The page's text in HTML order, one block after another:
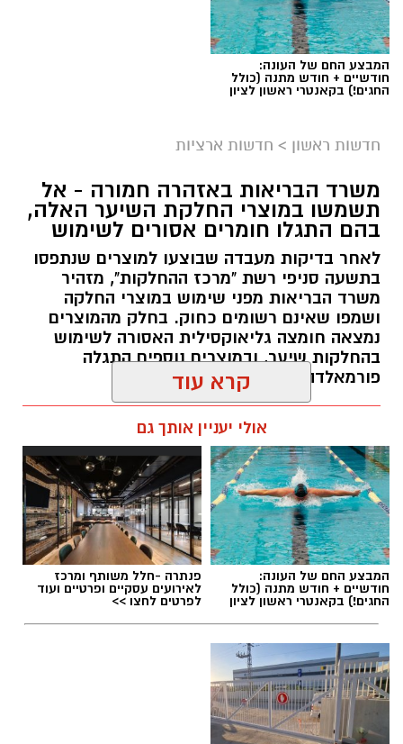
המבצע החם של העונה:
חודשיים + חודש מתנה (כולל
החגים!) בקאנטרי ראשון לציון
חדשות ראשון > חדשות ארציות
משרד הבריאות באזהרה חמורה - אל
תשמשו במוצרי החלקת השיער האלה,
בהם התגלו חומרים אסורים לשימוש
לאחר בדיקות מעבדה שבוצעו למוצרים שנתפסו
בתשעה סניפי רשת "מרכז ההחלקות", מזהיר
משרד הבריאות מפני שימוש במוצרי החלקה
ושמפו שאינם רשומים כחוק. בחלק מהמוצרים
נמצאה חומצה גליאוקסילית האסורה לשימוש
בהחלקות שיער, ובמוצרים נוספים התגלה
פורמאלדהיד - חומר המוגדר כמסרטן
תגים:משרד הבריאות, חומרים מסוכנים
מרכז
ההחלקות
קרא עוד
אולי יעניין אותך גם
המבצע החם של העונה:
חודשיים + חודש מתנה (כולל
החגים!) בקאנטרי ראשון לציון
פנתרה -חלל משותף ומרכז
לאירועים עסקיים ופרטיים ועוד
לפרטים לחצו >>